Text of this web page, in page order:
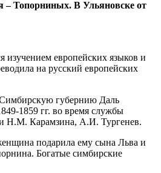
– Топорниных. В Ульяновске от
европейских языков и
на русский европейских
губернию Даль
1859 гг. во время службы
Н.М. Карамзина, А.И. Тургенев.
подарила ему сына Льва и
Богатые симбирские